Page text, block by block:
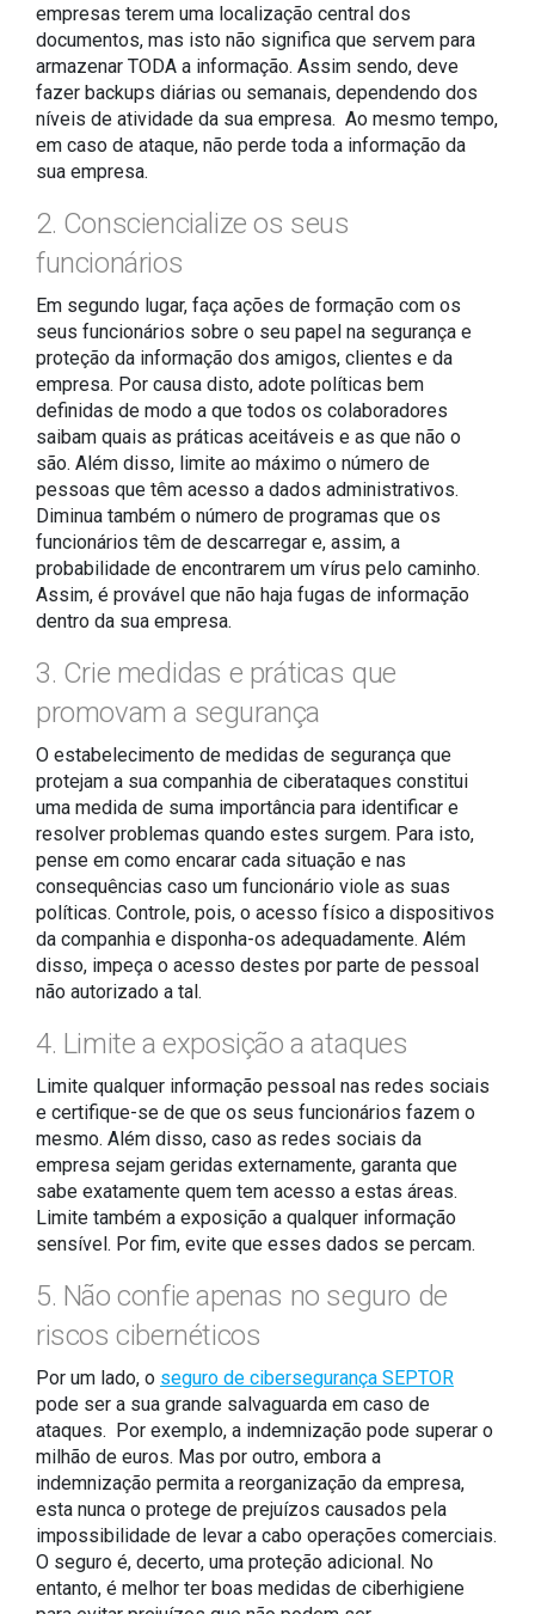
empresas terem uma localização central dos
documentos, mas isto não significa que servem para
armazenar TODA a informação. Assim sendo, deve
fazer backups diárias ou semanais, dependendo dos
níveis de atividade da sua empresa. Ao mesmo tempo,
em caso de ataque, não perde toda a informação da
sua empresa.
2. Consciencialize os seus
funcionários
Em segundo lugar, faça ações de formação com os
seus funcionários sobre o seu papel na segurança e
proteção da informação dos amigos, clientes e da
empresa. Por causa disto, adote políticas bem
definidas de modo a que todos os colaboradores
saibam quais as práticas aceitáveis e as que não o
são. Além disso, limite ao máximo o número de
pessoas que têm acesso a dados administrativos.
Diminua também o número de programas que os
funcionários têm de descarregar e, assim, a
probabilidade de encontrarem um vírus pelo caminho.
Assim, é provável que não haja fugas de informação
dentro da sua empresa.
3. Crie medidas e práticas que
promovam a segurança
O estabelecimento de medidas de segurança que
protejam a sua companhia de ciberataques constitui
uma medida de suma importância para identificar e
resolver problemas quando estes surgem. Para isto,
pense em como encarar cada situação e nas
consequências caso um funcionário viole as suas
políticas. Controle, pois, o acesso físico a dispositivos
da companhia e disponha-os adequadamente. Além
disso, impeça o acesso destes por parte de pessoal
não autorizado a tal.
4. Limite a exposição a ataques
Limite qualquer informação pessoal nas redes sociais
e certifique-se de que os seus funcionários fazem o
mesmo. Além disso, caso as redes sociais da
empresa sejam geridas externamente, garanta que
sabe exatamente quem tem acesso a estas áreas.
Limite também a exposição a qualquer informação
sensível. Por fim, evite que esses dados se percam.
5. Não confie apenas no seguro de
riscos cibernéticos
Por um lado, o seguro de cibersegurança SEPTOR
pode ser a sua grande salvaguarda em caso de
ataques. Por exemplo, a indemnização pode superar o
milhão de euros. Mas por outro, embora a
indemnização permita a reorganização da empresa,
esta nunca o protege de prejuízos causados pela
impossibilidade de levar a cabo operações comerciais.
O seguro é, decerto, uma proteção adicional. No
entanto, é melhor ter boas medidas de ciberhigiene